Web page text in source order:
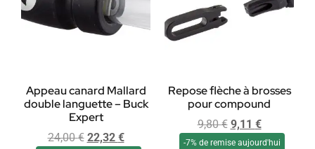
Appeau canard Mallard
double languette – Buck
Expert
24,00€ 22,32 €
Repose flèche à brosses
pour compound
9,80€ 9,11 €
-7% de remise aujourd'hui